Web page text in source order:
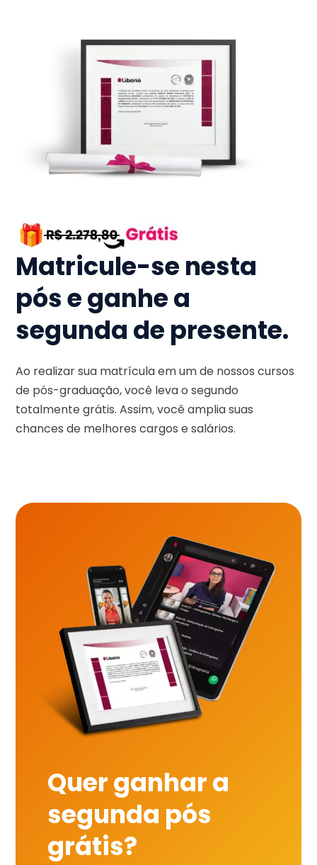
Matricule-se nesta
pós e ganhe a
segunda de presente.
Ao realizar sua matrícula em um de nossos cursos
de pós-graduação, você leva o segundo
totalmente grátis. Assim, você amplia suas
chances de melhores cargos e salários.
Quer ganhar a
segunda pós
grátis?